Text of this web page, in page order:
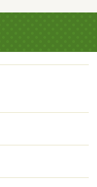
費用:11000円